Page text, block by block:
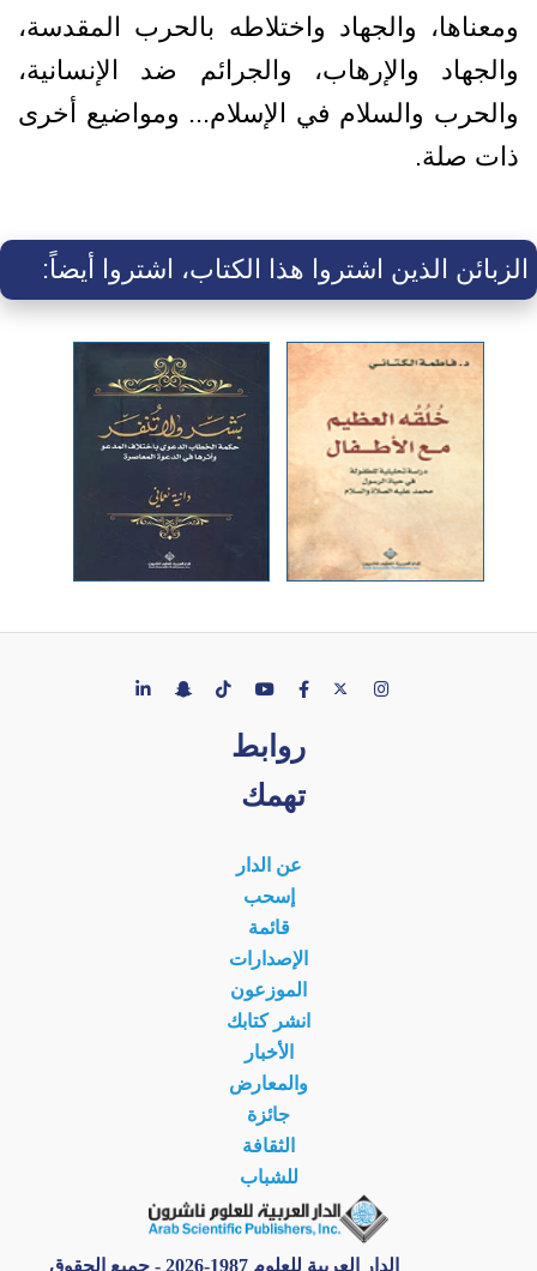
ومعناها، والجهاد واختلاطه بالحرب المقدسة،
والجهاد والإرهاب، والجرائم ‏ضد الإنسانية،
والحرب والسلام في الإسلام... ومواضيع أخرى
ذات صلة.‏
الزبائن الذين اشتروا هذا الكتاب، اشتروا أيضاً:
روابط
تهمك
عن الدار
إسحب
قائمة
الإصدارات
الموزعون
انشر كتابك
الأخبار
والمعارض
جائزة
الثقافة
للشباب
الدار العربية للعلوم 1987-2026 - جميع الحقوق